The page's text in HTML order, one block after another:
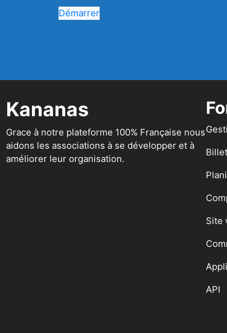
Démarrer
Kananas
Grace à notre plateforme 100% Française nous
aidons les associations à se développer et à
améliorer leur organisation.
Site
API